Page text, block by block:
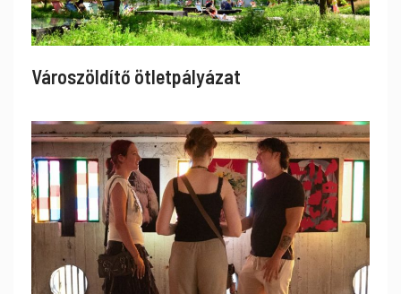
Városzöldítő ötletpályázat